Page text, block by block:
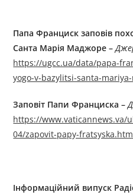
Папа Франциск заповів
Санта Марія Маджоре –
https://ugcc.ua/data/papa-
yogo-v-bazylitsi-santa-
Заповіт Папи Франциска –
https://www.vaticannews.va/
04/zapovit-papy-
Інформаційний випуск